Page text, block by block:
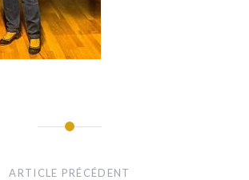
ARTICLE PRÉCÉDENT